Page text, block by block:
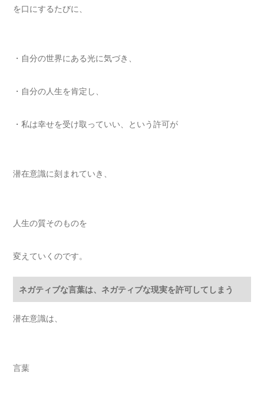
を口にするたびに、
・自分の世界にある光に気づき、
・自分の人生を肯定し、
・私は幸せを受け取っていい、という許可が
潜在意識に刻まれていき、
人生の質そのものを
変えていくのです。
ネガティブな言葉は、ネガティブな現実を許可してしまう
潜在意識は、
言葉